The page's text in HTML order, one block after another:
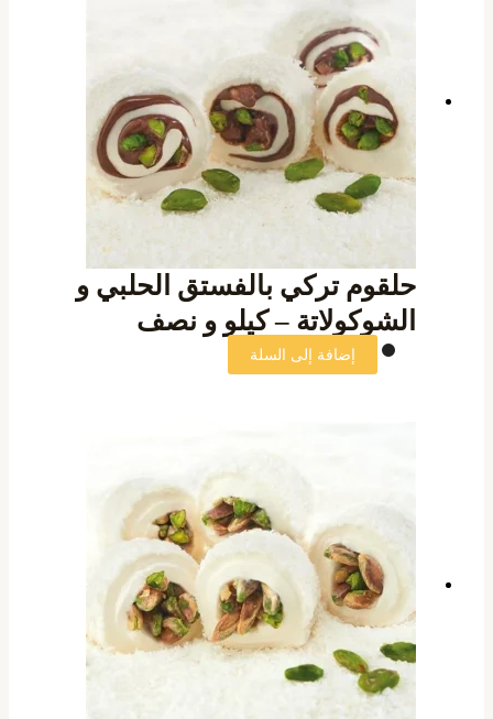
حلقوم تركي بالفستق الحلبي و
الشوكولاتة – كيلو و نصف
إضافة إلى السلة